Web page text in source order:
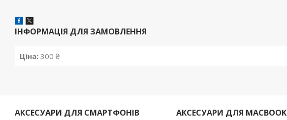
ІНФОРМАЦІЯ ДЛЯ ЗАМОВЛЕННЯ
Ціна: 300 ₴
АКСЕСУАРИ ДЛЯ СМАРТФОНІВ АКСЕСУАРИ ДЛЯ MACBOOK